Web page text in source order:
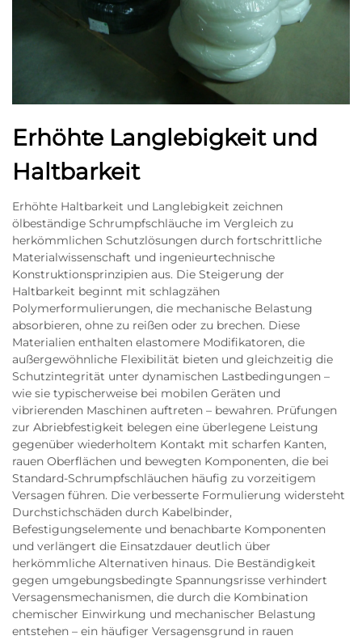
Erhöhte Langlebigkeit und
Haltbarkeit
Erhöhte Haltbarkeit und Langlebigkeit zeichnen
ölbeständige Schrumpfschläuche im Vergleich zu
herkömmlichen Schutzlösungen durch fortschrittliche
Materialwissenschaft und ingenieurtechnische
Konstruktionsprinzipien aus. Die Steigerung der
Haltbarkeit beginnt mit schlagzähen
Polymerformulierungen, die mechanische Belastung
absorbieren, ohne zu reißen oder zu brechen. Diese
Materialien enthalten elastomere Modifikatoren, die
außergewöhnliche Flexibilität bieten und gleichzeitig die
Schutzintegrität unter dynamischen Lastbedingungen –
wie sie typischerweise bei mobilen Geräten und
vibrierenden Maschinen auftreten – bewahren. Prüfungen
zur Abriebfestigkeit belegen eine überlegene Leistung
gegenüber wiederholtem Kontakt mit scharfen Kanten,
rauen Oberflächen und bewegten Komponenten, die bei
Standard-Schrumpfschläuchen häufig zu vorzeitigem
Versagen führen. Die verbesserte Formulierung widersteht
Durchstichschäden durch Kabelbinder,
Befestigungselemente und benachbarte Komponenten
und verlängert die Einsatzdauer deutlich über
herkömmliche Alternativen hinaus. Die Beständigkeit
gegen umgebungsbedingte Spannungsrisse verhindert
Versagensmechanismen, die durch die Kombination
chemischer Einwirkung und mechanischer Belastung
entstehen – ein häufiger Versagensgrund in rauen